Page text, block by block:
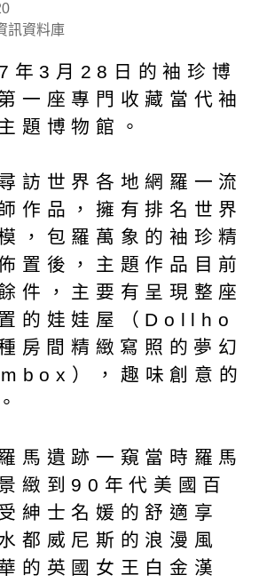
訊資料庫
年3月28日的袖珍博
一座專門收藏當代袖
題博物館。
訪世界各地網羅一流
作品，擁有排名世界
，包羅萬象的袖珍精
置後，主題作品目前
件，主要有呈現整座
的娃娃屋（Dollho
房間精緻寫照的夢幻
），趣味創意的
馬遺跡一窺當時羅馬
緻到90年代美國百
紳士名媛的舒適享
都威尼斯的浪漫風
的英國女王白金漢